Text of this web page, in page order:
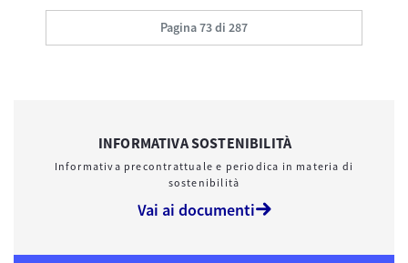
Pagina 73 di 287
INFORMATIVA SOSTENIBILITÀ
Informativa precontrattuale e periodica in materia di
sostenibilità
Vai ai documenti